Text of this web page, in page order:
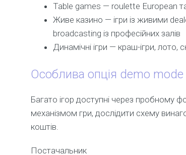
Table games — roulette European
Живе казино — ігри із живими
broadcasting із професійних залів
Динамічні ігри — краш-ігри, лото,
Особлива опція demo mode
Багато ігор доступні через
механізмом гри, дослідити схему
коштів.
Постачальник